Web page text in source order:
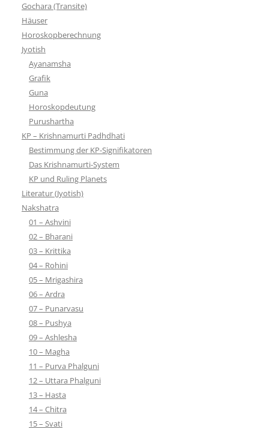
Gochara (Transite)
Häuser
Horoskopberechnung
Jyotish
Ayanamsha
Grafik
Guna
Horoskopdeutung
Purushartha
KP – Krishnamurti Padhdhati
Bestimmung der KP-Signifikatoren
Das Krishnamurti-System
KP und Ruling Planets
Literatur (Jyotish)
Nakshatra
01 – Ashvini
02 – Bharani
03 – Krittika
04 – Rohini
05 – Mrigashira
06 – Ardra
07 – Punarvasu
08 – Pushya
09 – Ashlesha
10 – Magha
11 – Purva Phalguni
12 – Uttara Phalguni
13 – Hasta
14 – Chitra
15 – Svati